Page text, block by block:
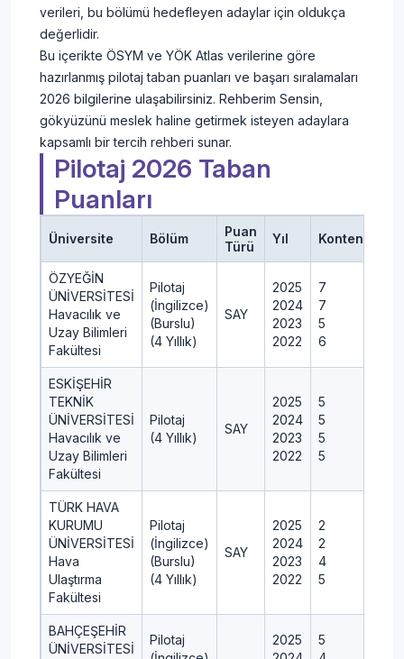
verileri, bu bölümü hedefleyen adaylar için oldukça
değerlidir.
Bu içerikte ÖSYM ve YÖK Atlas verilerine göre
hazırlanmış pilotaj taban puanları ve başarı sıralamaları
2026 bilgilerine ulaşabilirsiniz. Rehberim Sensin,
gökyüzünü meslek haline getirmek isteyen adaylara
kapsamlı bir tercih rehberi sunar.
Pilotaj 2026 Taban
Puanları
Üniversite Bölüm
Puan
Türü
Yıl Kontenjan
ÖZYEĞİN
ÜNİVERSİTESİ
Havacılık ve
Uzay Bilimleri
Fakültesi
Pilotaj
(İngilizce)
(Burslu)
(4 Yıllık)
SAY
2025
2024
2023
2022
7
7
5
6
ESKİŞEHİR
TEKNİK
ÜNİVERSİTESİ
Havacılık ve
Uzay Bilimleri
Fakültesi
Pilotaj
(4 Yıllık)
SAY
2025
2024
2023
2022
5
5
5
5
TÜRK HAVA
KURUMU
ÜNİVERSİTESİ
Hava
Ulaştırma
Fakültesi
Pilotaj
(İngilizce)
(Burslu)
(4 Yıllık)
SAY
2025
2024
2023
2022
2
2
4
5
BAHÇEŞEHİR
ÜNİVERSİTESİ
Pilotaj
2025
5